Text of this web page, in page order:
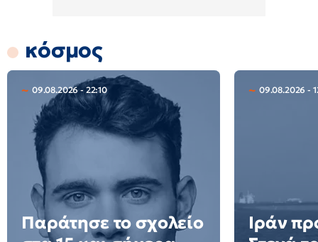
κόσμος
09.08.2026 - 22:10
Παράτησε το σχολείο
09.08.2026 -
Ιράν